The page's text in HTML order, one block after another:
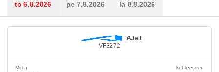
to 6.8.2026 pe 7.8.2026 la 8.8.2026
AJet
VF3272
Mistä
kohteeseen